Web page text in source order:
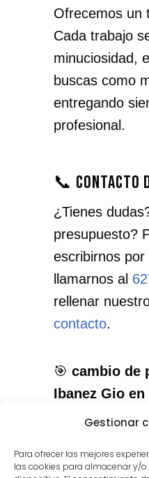
Gestionar
Para ofrecer las mejores
las cookies para almacenar y/
Ofrecemos un
Cada trabajo
minuciosidad,
buscas como
entregando
profesional.
📞 Contacto
¿Tienes
presupuesto?
escribirnos por
llamarnos al
rellenar
contacto.
🎯 cambio de
Ibanez Gio
Velasco
: el
merece tu